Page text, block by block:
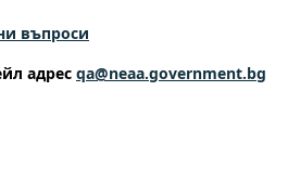
въпроси
адрес qa@neaa.government.bg